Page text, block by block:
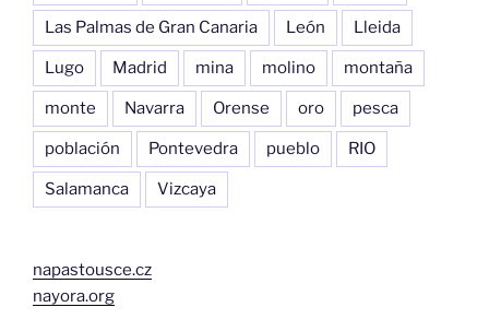
Las Palmas de Gran Canaria León Lleida
Lugo Madrid mina molino montaña
monte Navarra Orense oro pesca
población Pontevedra pueblo RIO
Salamanca Vizcaya
napastousce.cz
nayora.org